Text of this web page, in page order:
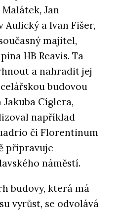
Jan
Aulický a Ivan Fišer,
majitel,
HB Reavis. Ta
a nahradit jej
budovou
Cíglera,
například
či Florentinum
připravuje
náměstí.
budovy, která má
vyrůst, se odvolává